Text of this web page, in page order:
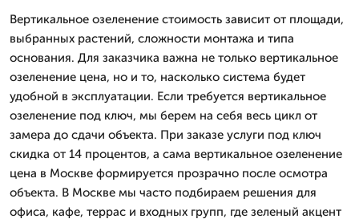
Вертикальное озеленение стоимость зависит от площади,
выбранных растений, сложности монтажа и типа
основания. Для заказчика важна не только вертикальное
озеленение цена, но и то, насколько система будет
удобной в эксплуатации. Если требуется вертикальное
озеленение под ключ, мы берем на себя весь цикл от
замера до сдачи объекта. При заказе услуги под ключ
скидка от 14 процентов, а сама вертикальное озеленение
цена в Москве формируется прозрачно после осмотра
объекта. В Москве мы часто подбираем решения для
офиса, кафе, террас и входных групп, где зеленый акцент